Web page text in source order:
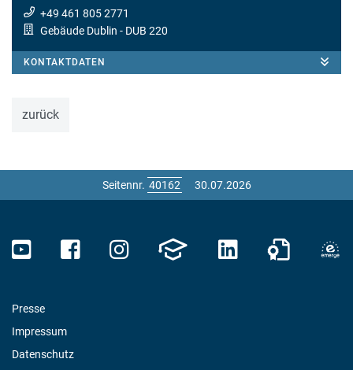
+49 461 805 2771
Gebäude Dublin - DUB 220
KONTAKTDATEN
zurück
Seitennr. 30.07.2026
Presse
Impressum
Datenschutz